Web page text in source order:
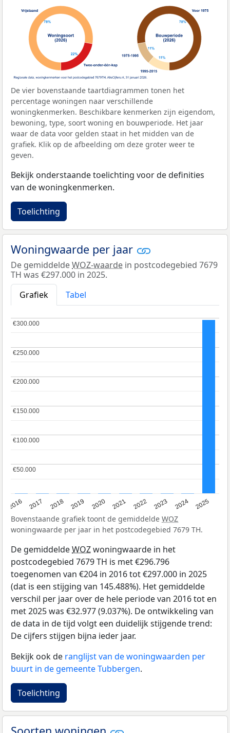
De vier bovenstaande taartdiagrammen tonen het
percentage woningen naar verschillende
woningkenmerken. Beschikbare kenmerken zijn eigendom,
bewoning, type, soort woning en bouwperiode. Het jaar
waar de data voor gelden staat in het midden van de
grafiek. Klik op de afbeelding om deze groter weer te
geven.
Bekijk onderstaande toelichting voor de definities
van de woningkenmerken.
Toelichting
Woningwaarde per jaar
De gemiddeldeWOZ-waarde in postcodegebied 7679
TH was €297.000 in 2025.
Grafiek
Tabel
2016 2017 2018 2019 2020 2021 2022 2023 2024 2025
€50.000
€50.000
€100.000
€100.000
€150.000
€150.000
€200.000
€200.000
€250.000
€250.000
€300.000
€300.000
Bovenstaande grafiek toont de gemiddelde WOZ
woningwaarde per jaar in het postcodegebied 7679 TH.
De gemiddeldeWOZwoningwaarde in het
postcodegebied 7679 TH is met €296.796
toegenomen van €204 in 2016 tot €297.000 in 2025
(dat is een stijging van 145.488%). Het gemiddelde
verschil per jaar over de hele periode van 2016 tot en
met 2025 was €32.977 (9.037%). De ontwikkeling van
de data in de tijd volgt een duidelijk stijgende trend:
De cijfers stijgen bijna ieder jaar.
Bekijk ook de ranglijst van de woningwaarden per
buurt in de gemeente Tubbergen.
Toelichting